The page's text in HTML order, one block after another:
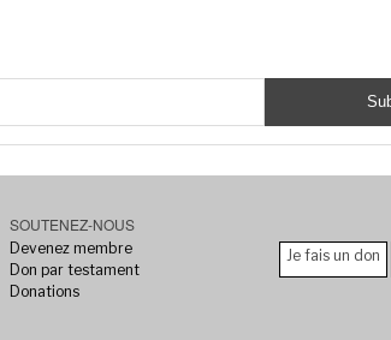
SOUTENEZ-NOUS
Devenez membre
Don par testament
Donations
Je fais un don